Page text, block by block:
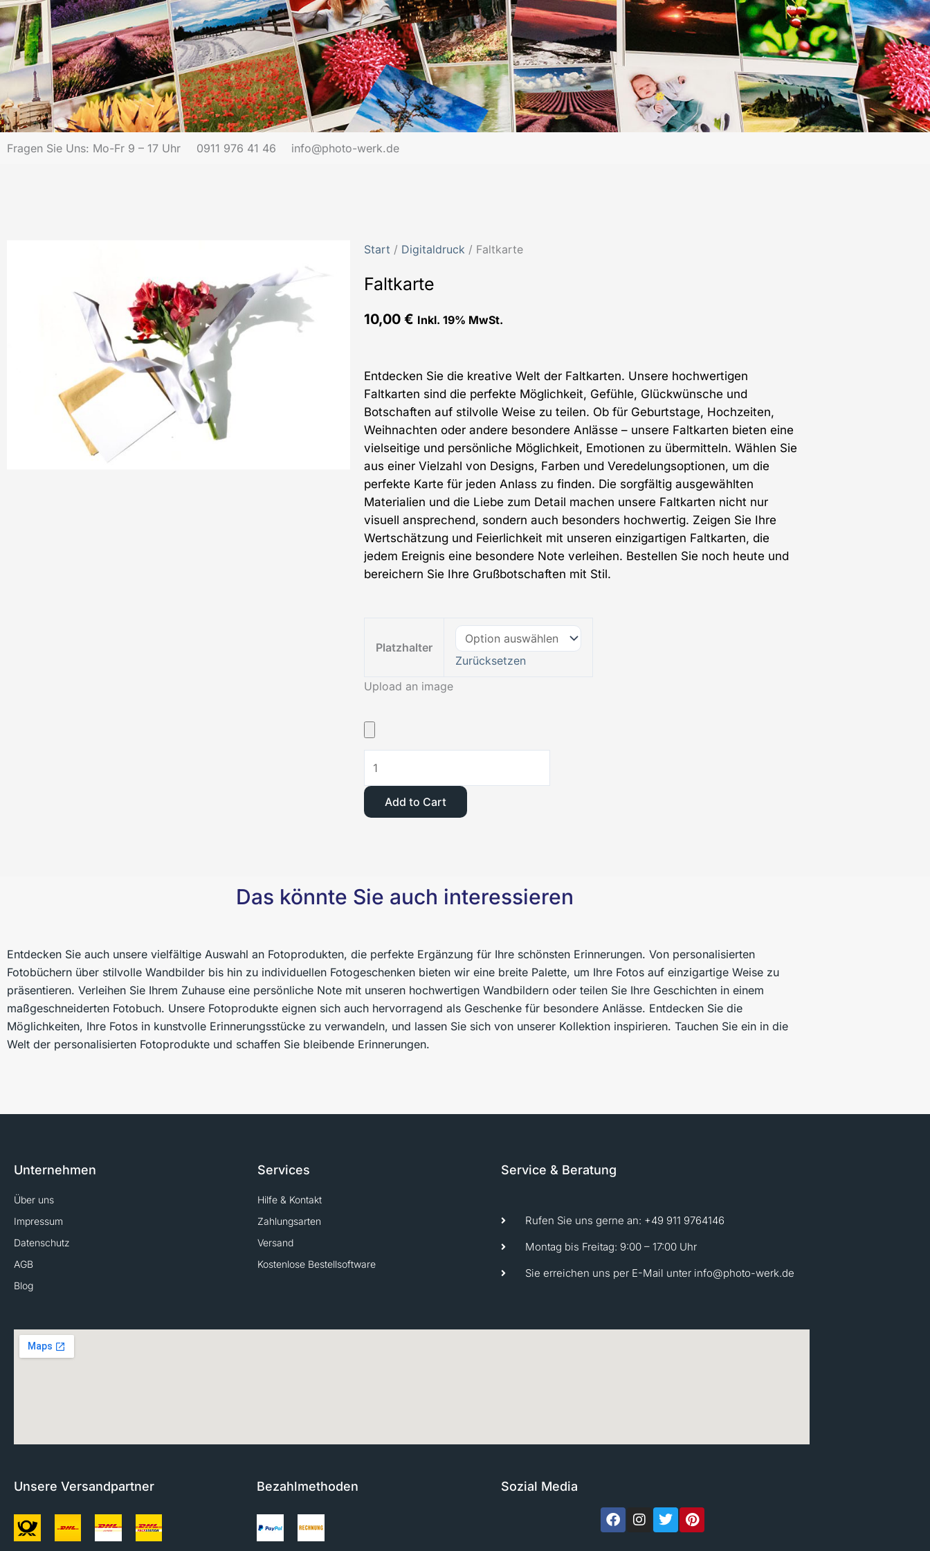
Fragen Sie Uns: Mo-Fr 9 – 17 Uhr 0911 976 41 46 info@photo-werk.de
Start / Digitaldruck / Faltkarte
Faltkarte
10,00€ Inkl. 19% MwSt.
Entdecken Sie die kreative Welt der Faltkarten. Unsere hochwertigen
Faltkarten sind die perfekte Möglichkeit, Gefühle, Glückwünsche und
Botschaften auf stilvolle Weise zu teilen. Ob für Geburtstage, Hochzeiten,
Weihnachten oder andere besondere Anlässe – unsere Faltkarten bieten eine
vielseitige und persönliche Möglichkeit, Emotionen zu übermitteln. Wählen Sie
aus einer Vielzahl von Designs, Farben und Veredelungsoptionen, um die
perfekte Karte für jeden Anlass zu finden. Die sorgfältig ausgewählten
Materialien und die Liebe zum Detail machen unsere Faltkarten nicht nur
visuell ansprechend, sondern auch besonders hochwertig. Zeigen Sie Ihre
Wertschätzung und Feierlichkeit mit unseren einzigartigen Faltkarten, die
jedem Ereignis eine besondere Note verleihen. Bestellen Sie noch heute und
bereichern Sie Ihre Grußbotschaften mit Stil.
Platzhalter
Zurücksetzen
Upload an image
Menge
Add to Cart
Das könnte Sie auch interessieren
Entdecken Sie auch unsere vielfältige Auswahl an Fotoprodukten, die perfekte Ergänzung für Ihre schönsten Erinnerungen. Von personalisierten
Fotobüchern über stilvolle Wandbilder bis hin zu individuellen Fotogeschenken bieten wir eine breite Palette, um Ihre Fotos auf einzigartige Weise zu
präsentieren. Verleihen Sie Ihrem Zuhause eine persönliche Note mit unseren hochwertigen Wandbildern oder teilen Sie Ihre Geschichten in einem
maßgeschneiderten Fotobuch. Unsere Fotoprodukte eignen sich auch hervorragend als Geschenke für besondere Anlässe. Entdecken Sie die
Möglichkeiten, Ihre Fotos in kunstvolle Erinnerungsstücke zu verwandeln, und lassen Sie sich von unserer Kollektion inspirieren. Tauchen Sie ein in die
Welt der personalisierten Fotoprodukte und schaffen Sie bleibende Erinnerungen.
Unternehmen
Über uns
Impressum
Datenschutz
AGB
Blog
Services
Hilfe & Kontakt
Zahlungsarten
Versand
Kostenlose Bestellsoftware
Service & Beratung
Rufen Sie uns gerne an: +49 911 9764146
Montag bis Freitag: 9:00 – 17:00 Uhr
Sie erreichen uns per E-Mail unter info@photo-werk.de
Unsere Versandpartner Bezahlmethoden Sozial Media